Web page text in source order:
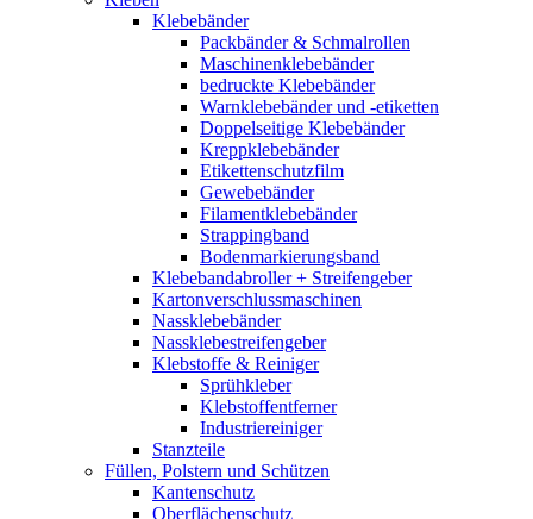
Klebebänder
Packbänder & Schmalrollen
Maschinenklebebänder
bedruckte Klebebänder
Warnklebebänder und -etiketten
Doppelseitige Klebebänder
Kreppklebebänder
Etikettenschutzfilm
Gewebebänder
Filamentklebebänder
Strappingband
Bodenmarkierungsband
Klebebandabroller + Streifengeber
Kartonverschlussmaschinen
Nassklebebänder
Nassklebestreifengeber
Klebstoffe & Reiniger
Sprühkleber
Klebstoffentferner
Industriereiniger
Stanzteile
Füllen, Polstern und Schützen
Kantenschutz
Oberflächenschutz